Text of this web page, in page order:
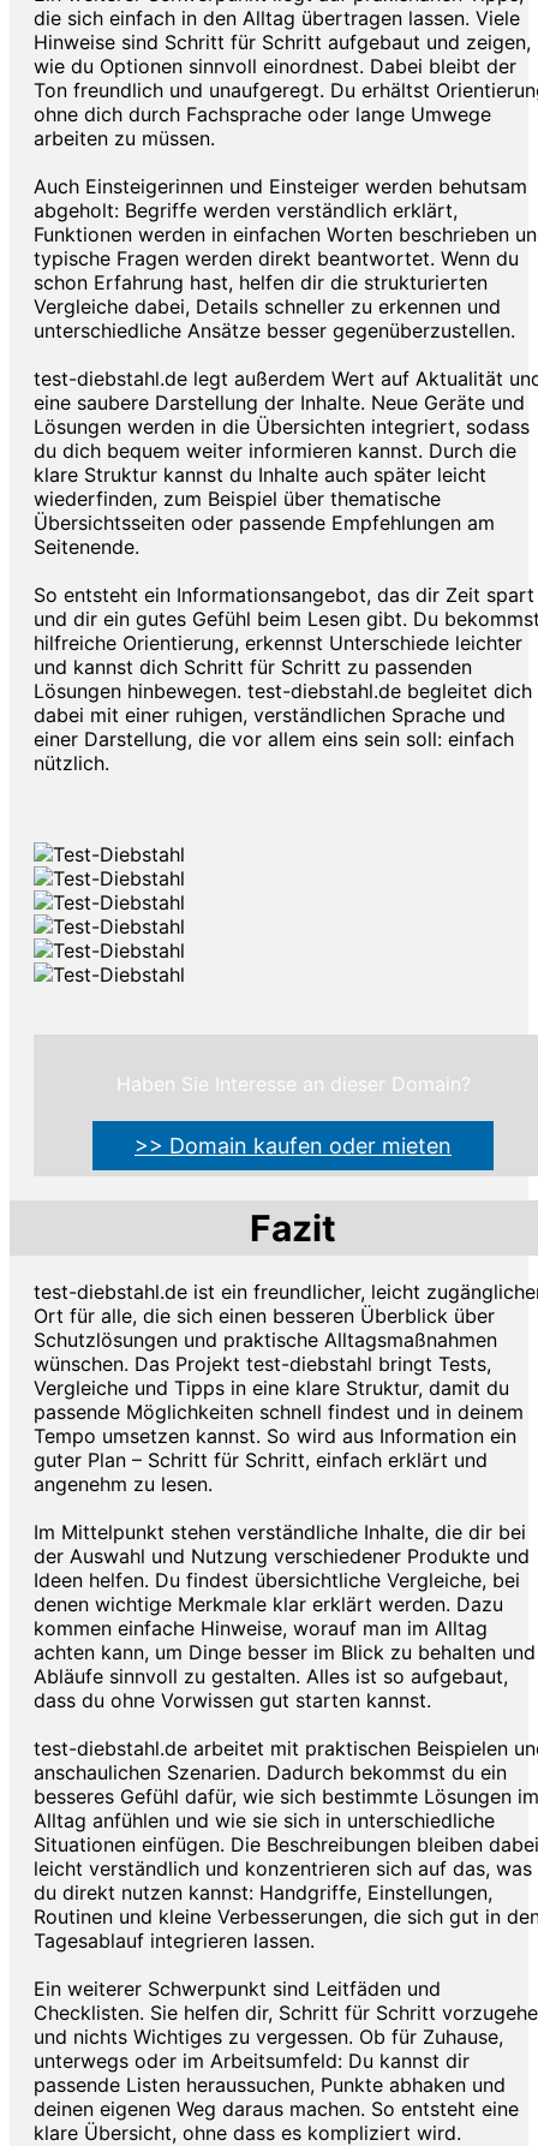
die sich einfach in den Alltag übertragen lassen. Viele
Hinweise sind Schritt für Schritt aufgebaut und zeigen,
wie du Optionen sinnvoll einordnest. Dabei bleibt der
Ton freundlich und unaufgeregt. Du erhältst
ohne dich durch Fachsprache oder lange Umwege
arbeiten zu müssen.
Auch Einsteigerinnen und Einsteiger werden behutsam
abgeholt: Begriffe werden verständlich erklärt,
Funktionen werden in einfachen Worten beschrieben
typische Fragen werden direkt beantwortet. Wenn du
schon Erfahrung hast, helfen dir die strukturierten
Vergleiche dabei, Details schneller zu erkennen und
unterschiedliche Ansätze besser gegenüberzustellen.
test-diebstahl.de legt außerdem Wert auf Aktualität
eine saubere Darstellung der Inhalte. Neue Geräte und
Lösungen werden in die Übersichten integriert, sodass
du dich bequem weiter informieren kannst. Durch die
klare Struktur kannst du Inhalte auch später leicht
wiederfinden, zum Beispiel über thematische
Übersichtsseiten oder passende Empfehlungen am
Seitenende.
So entsteht ein Informationsangebot, das dir Zeit spart
und dir ein gutes Gefühl beim Lesen gibt. Du
hilfreiche Orientierung, erkennst Unterschiede leichter
und kannst dich Schritt für Schritt zu passenden
Lösungen hinbewegen. test-diebstahl.de begleitet dich
dabei mit einer ruhigen, verständlichen Sprache und
einer Darstellung, die vor allem eins sein soll: einfach
nützlich.
Haben Sie Interesse an dieser Domain?
>> Domain kaufen oder mieten
Fazit
test-diebstahl.de ist ein freundlicher, leicht
Ort für alle, die sich einen besseren Überblick über
Schutzlösungen und praktische Alltagsmaßnahmen
wünschen. Das Projekt test-diebstahl bringt Tests,
Vergleiche und Tipps in eine klare Struktur, damit du
passende Möglichkeiten schnell findest und in deinem
Tempo umsetzen kannst. So wird aus Information ein
guter Plan – Schritt für Schritt, einfach erklärt und
angenehm zu lesen.
Im Mittelpunkt stehen verständliche Inhalte, die dir bei
der Auswahl und Nutzung verschiedener Produkte und
Ideen helfen. Du findest übersichtliche Vergleiche, bei
denen wichtige Merkmale klar erklärt werden. Dazu
kommen einfache Hinweise, worauf man im Alltag
achten kann, um Dinge besser im Blick zu behalten und
Abläufe sinnvoll zu gestalten. Alles ist so aufgebaut,
dass du ohne Vorwissen gut starten kannst.
test-diebstahl.de arbeitet mit praktischen Beispielen
anschaulichen Szenarien. Dadurch bekommst du ein
besseres Gefühl dafür, wie sich bestimmte Lösungen im
Alltag anfühlen und wie sie sich in unterschiedliche
Situationen einfügen. Die Beschreibungen bleiben dabei
leicht verständlich und konzentrieren sich auf das, was
du direkt nutzen kannst: Handgriffe, Einstellungen,
Routinen und kleine Verbesserungen, die sich gut in
Tagesablauf integrieren lassen.
Ein weiterer Schwerpunkt sind Leitfäden und
Checklisten. Sie helfen dir, Schritt für Schritt
und nichts Wichtiges zu vergessen. Ob für Zuhause,
unterwegs oder im Arbeitsumfeld: Du kannst dir
passende Listen heraussuchen, Punkte abhaken und
deinen eigenen Weg daraus machen. So entsteht eine
klare Übersicht, ohne dass es kompliziert wird.